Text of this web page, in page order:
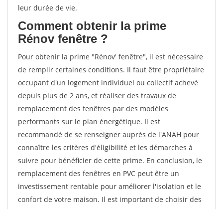
leur durée de vie.
Comment obtenir la prime
Rénov fenêtre ?
Pour obtenir la prime "Rénov' fenêtre", il est nécessaire
de remplir certaines conditions. Il faut être propriétaire
occupant d'un logement individuel ou collectif achevé
depuis plus de 2 ans, et réaliser des travaux de
remplacement des fenêtres par des modèles
performants sur le plan énergétique. Il est
recommandé de se renseigner auprès de l'ANAH pour
connaître les critères d'éligibilité et les démarches à
suivre pour bénéficier de cette prime. En conclusion, le
remplacement des fenêtres en PVC peut être un
investissement rentable pour améliorer l'isolation et le
confort de votre maison. Il est important de choisir des